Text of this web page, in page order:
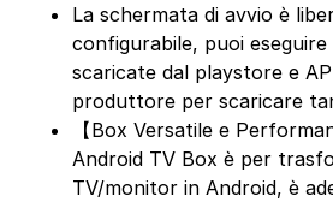
La schermata di avvio è
configurabile, puoi
scaricate dal playstore e
produttore per scaricare
【Box Versatile e
Android TV Box è per
TV/monitor in Android, è